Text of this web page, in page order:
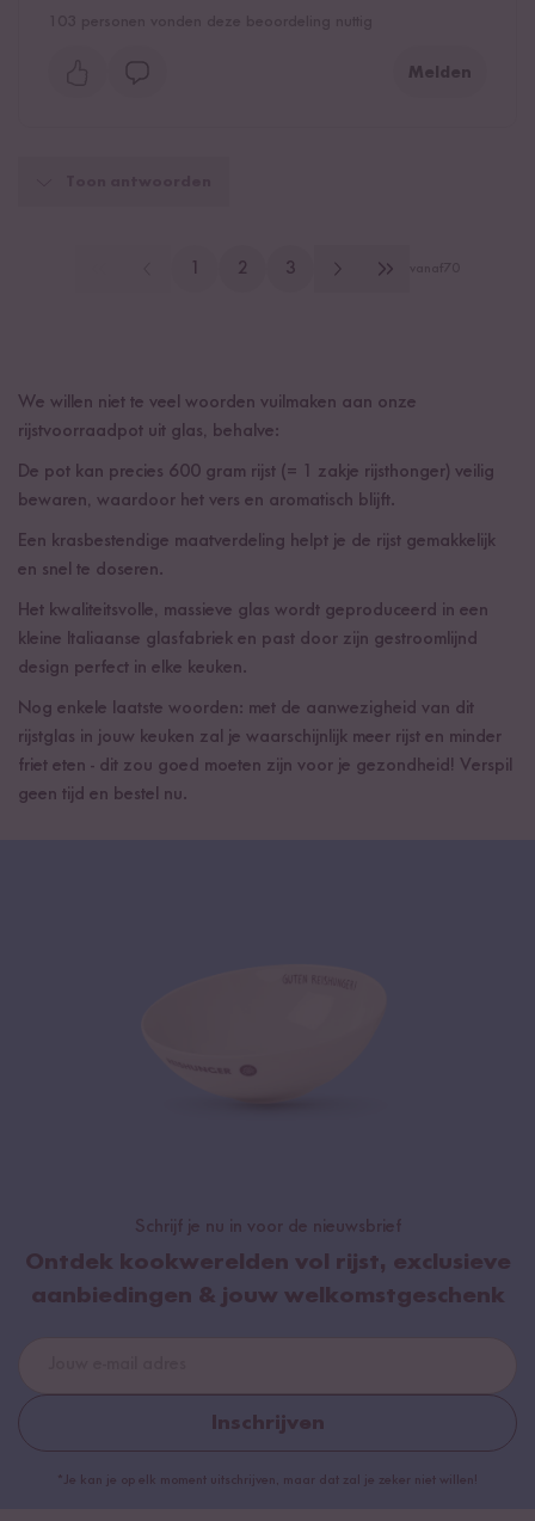
Melden
2 3
We willen niet te veel woorden vuilmaken aan onze
rijstvoorraadpot uit glas, behalve:
De pot kan precies 600 gram rijst (= 1 zakje rijsthonger) veilig
bewaren, waardoor het vers en aromatisch blijft.
Een krasbestendige maatverdeling helpt je de rijst gemakkelijk
en snel te doseren.
Het kwaliteitsvolle, massieve glas wordt geproduceerd in een
kleine Italiaanse glasfabriek en past door zijn gestroomlijnd
design perfect in elke keuken.
Nog enkele laatste woorden: met de aanwezigheid van dit
rijstglas in jouw keuken zal je waarschijnlijk meer rijst en minder
friet eten - dit zou goed moeten zijn voor je gezondheid! Verspil
geen tijd en bestel nu.
Schrijf je nu in voor de nieuwsbrief
Ontdek kookwerelden vol rijst, exclusieve
aanbiedingen & jouw welkomstgeschenk
Inschrijven
*Je kan je op elk moment uitschrijven, maar dat zal je zeker niet willen!